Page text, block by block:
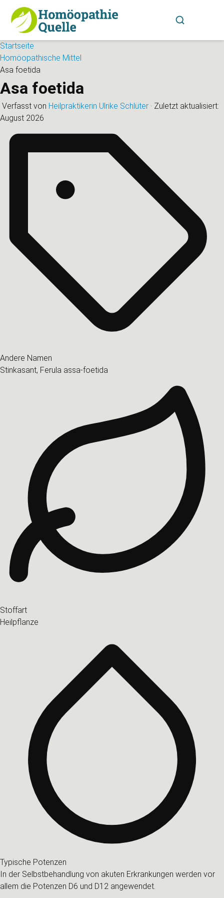
Startseite
Homöopathische Mittel
Asa foetida
Asa foetida
Verfasst von Heilpraktikerin Ulrike Schlüter · Zuletzt aktualisiert:
August 2026
Andere Namen
Stinkasant, Ferula assa-foetida
Stoffart
Heilpflanze
Typische Potenzen
In der Selbstbehandlung von akuten Erkrankungen werden vor
allem die Potenzen D6 und D12 angewendet.